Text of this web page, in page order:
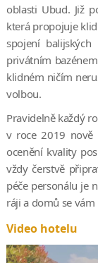
oblasti Ubud. Již
která propojuje
spojení
privátním
klidném ničím
volbou.
Pravidelně každý
v roce 2019 nově
ocenění kvality
vždy čerstvě
péče personálu je
ráji a domů se
Video hotelu